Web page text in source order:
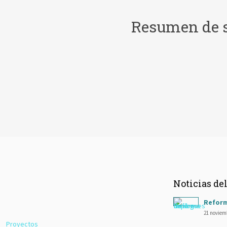
Resumen
Proyectos
Noticias
21